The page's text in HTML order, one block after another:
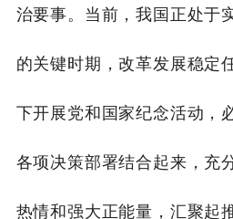
治要事。当前，我国正处于
的关键时期，改革发展稳定
下开展党和国家纪念活动，
各项决策部署结合起来，充
热情和强大正能量，汇聚起